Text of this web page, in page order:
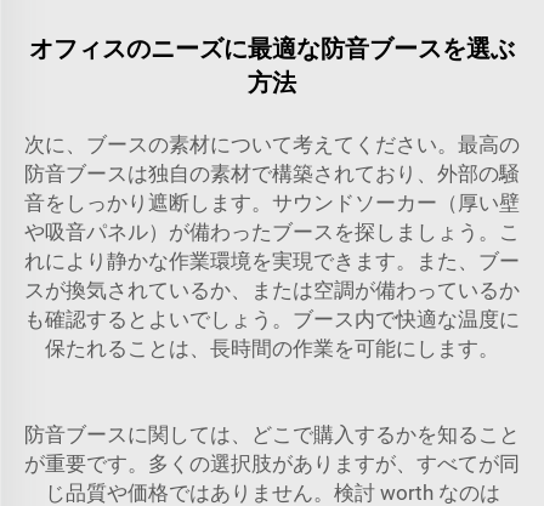
オフィスのニーズに最適な防音ブースを選ぶ
方法
次に、ブースの素材について考えてください。最高の
防音ブースは独自の素材で構築されており、外部の騒
音をしっかり遮断します。サウンドソーカー（厚い壁
や吸音パネル）が備わったブースを探しましょう。こ
れにより静かな作業環境を実現できます。また、ブー
スが換気されているか、または空調が備わっているか
も確認するとよいでしょう。ブース内で快適な温度に
保たれることは、長時間の作業を可能にします。
防音ブースに関しては、どこで購入するかを知ること
が重要です。多くの選択肢がありますが、すべてが同
じ品質や価格ではありません。検討 worth なのは